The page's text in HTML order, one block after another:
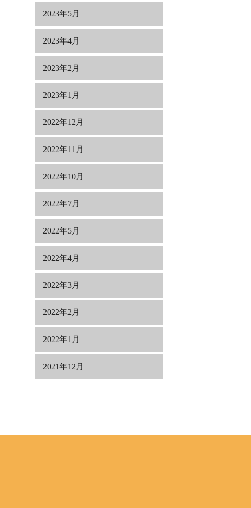
2023年5月
2023年4月
2023年2月
2023年1月
2022年12月
2022年11月
2022年10月
2022年7月
2022年5月
2022年4月
2022年3月
2022年2月
2022年1月
2021年12月